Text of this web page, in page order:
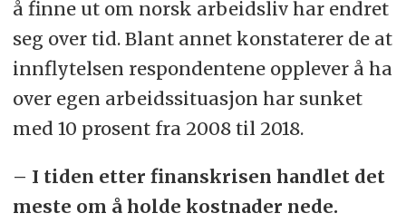
å finne ut om norsk arbeidsliv har endret
seg over tid. Blant annet konstaterer de at
innflytelsen respondentene opplever å ha
over egen arbeidssituasjon har sunket
med 10 prosent fra 2008 til 2018.
– I tiden etter finanskrisen handlet det
meste om å holde kostnader nede.